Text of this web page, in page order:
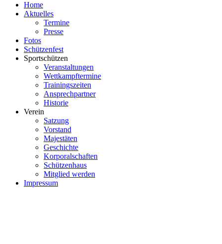
Home
Aktuelles
Termine
Presse
Fotos
Schützenfest
Sportschützen
Veranstaltungen
Wettkampftermine
Trainingszeiten
Ansprechpartner
Historie
Verein
Satzung
Vorstand
Majestäten
Geschichte
Korporalschaften
Schützenhaus
Mitglied werden
Impressum